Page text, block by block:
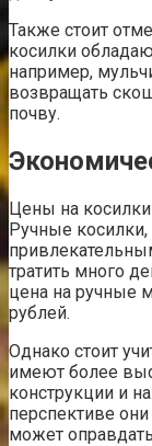
Также стоит
косилки
например,
возвращать
почву.
Цены на
Ручные
тратить много
цена на ручные
рублей.
Однако стоит
имеют более
конструкции и
перспективе
может